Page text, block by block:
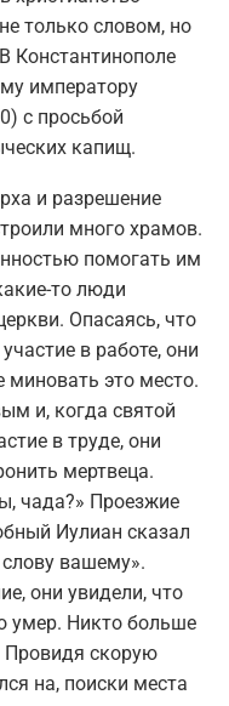
только словом, но
Константинополе
императору
с просьбой
капищ.
и разрешение
много храмов.
помогать им
то люди
Опасаясь, что
в работе, они
это место.
и, когда святой
в труде, они
мертвеца.
чада?» Проезжие
Иулиан сказал
вашему».
они увидели, что
умер. Никто больше
Провидя скорую
на, поиски места